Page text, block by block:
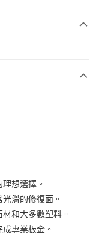
銀行
灣）商業銀行
想選擇。
滑的修復面。
和大多數塑料。
專業板金。